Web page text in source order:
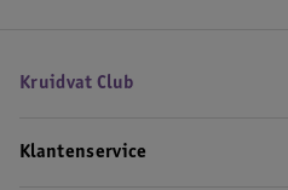
Kruidvat Club
Klantenservice